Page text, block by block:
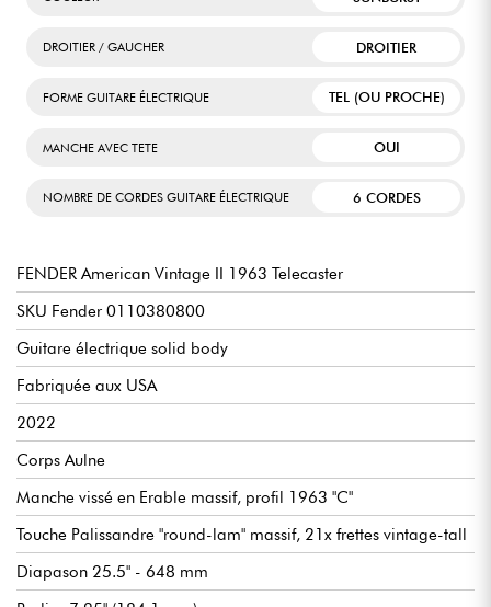
DROITIER / GAUCHER DROITIER
FORME GUITARE ÉLECTRIQUE TEL (OU PROCHE)
MANCHE AVEC TETE OUI
NOMBRE DE CORDES GUITARE ÉLECTRIQUE 6 CORDES
FENDER American Vintage II 1963 Telecaster
SKU Fender 0110380800
Guitare électrique solid body
Fabriquée aux USA
2022
Corps Aulne
Manche vissé en Erable massif, profil 1963 "C"
Touche Palissandre "round-lam" massif, 21x frettes vintage-tall
Diapason 25.5" - 648 mm